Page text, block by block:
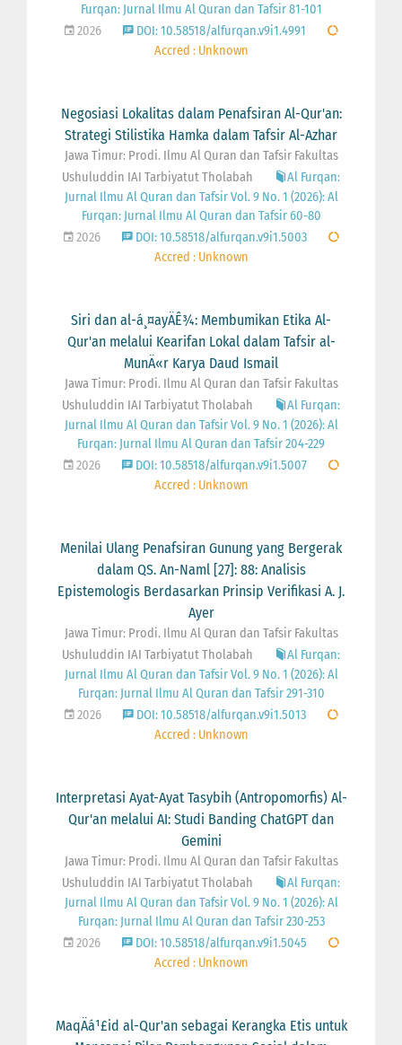
Furqan: Jurnal Ilmu Al Quran dan Tafsir 81-101
2026
DOI: 10.58518/alfurqan.v9i1.4991
Accred : Unknown
Negosiasi Lokalitas dalam Penafsiran Al-Qur'an:
Strategi Stilistika Hamka dalam Tafsir Al-Azhar
Jawa Timur: Prodi. Ilmu Al Quran dan Tafsir Fakultas
Ushuluddin IAI Tarbiyatut Tholabah
Al Furqan:
Jurnal Ilmu Al Quran dan Tafsir Vol. 9 No. 1 (2026): Al
Furqan: Jurnal Ilmu Al Quran dan Tafsir 60-80
2026
DOI: 10.58518/alfurqan.v9i1.5003
Accred : Unknown
Siri dan al-á¸¤ayÄÊ¾: Membumikan Etika Al-
Qur'an melalui Kearifan Lokal dalam Tafsir al-
MunÄ«r Karya Daud Ismail
Jawa Timur: Prodi. Ilmu Al Quran dan Tafsir Fakultas
Ushuluddin IAI Tarbiyatut Tholabah
Al Furqan:
Jurnal Ilmu Al Quran dan Tafsir Vol. 9 No. 1 (2026): Al
Furqan: Jurnal Ilmu Al Quran dan Tafsir 204-229
2026
DOI: 10.58518/alfurqan.v9i1.5007
Accred : Unknown
Menilai Ulang Penafsiran Gunung yang Bergerak
dalam QS. An-Naml [27]: 88: Analisis
Epistemologis Berdasarkan Prinsip Verifikasi A. J.
Ayer
Jawa Timur: Prodi. Ilmu Al Quran dan Tafsir Fakultas
Ushuluddin IAI Tarbiyatut Tholabah
Al Furqan:
Jurnal Ilmu Al Quran dan Tafsir Vol. 9 No. 1 (2026): Al
Furqan: Jurnal Ilmu Al Quran dan Tafsir 291-310
2026
DOI: 10.58518/alfurqan.v9i1.5013
Accred : Unknown
Interpretasi Ayat-Ayat Tasybih (Antropomorfis) Al-
Qur'an melalui AI: Studi Banding ChatGPT dan
Gemini
Jawa Timur: Prodi. Ilmu Al Quran dan Tafsir Fakultas
Ushuluddin IAI Tarbiyatut Tholabah
Al Furqan:
Jurnal Ilmu Al Quran dan Tafsir Vol. 9 No. 1 (2026): Al
Furqan: Jurnal Ilmu Al Quran dan Tafsir 230-253
2026
DOI: 10.58518/alfurqan.v9i1.5045
Accred : Unknown
MaqÄá¹£id al-Qur'an sebagai Kerangka Etis untuk